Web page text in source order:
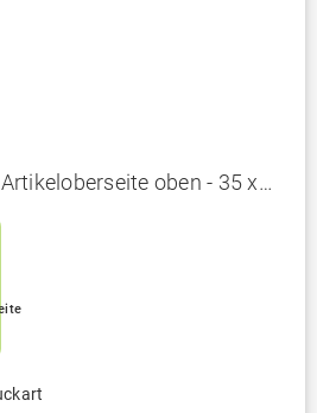
Artikeloberseite oben - 35 x 5